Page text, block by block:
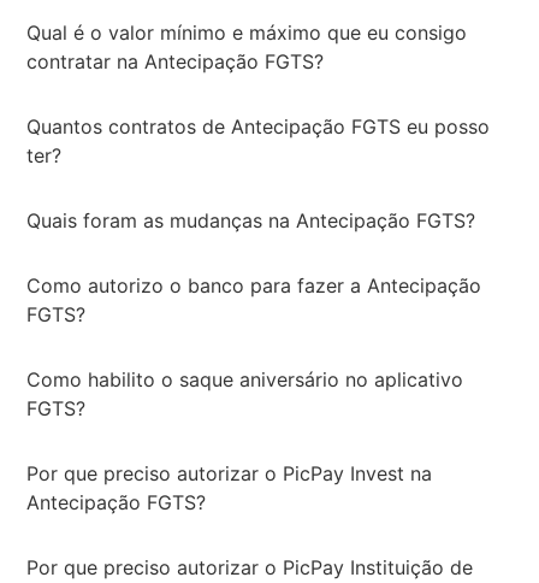
Qual é o valor mínimo e máximo que eu consigo
contratar na Antecipação FGTS?
Quantos contratos de Antecipação FGTS eu posso
ter?
Quais foram as mudanças na Antecipação FGTS?
Como autorizo o banco para fazer a Antecipação
FGTS?
Como habilito o saque aniversário no aplicativo
FGTS?
Por que preciso autorizar o PicPay Invest na
Antecipação FGTS?
Por que preciso autorizar o PicPay Instituição de